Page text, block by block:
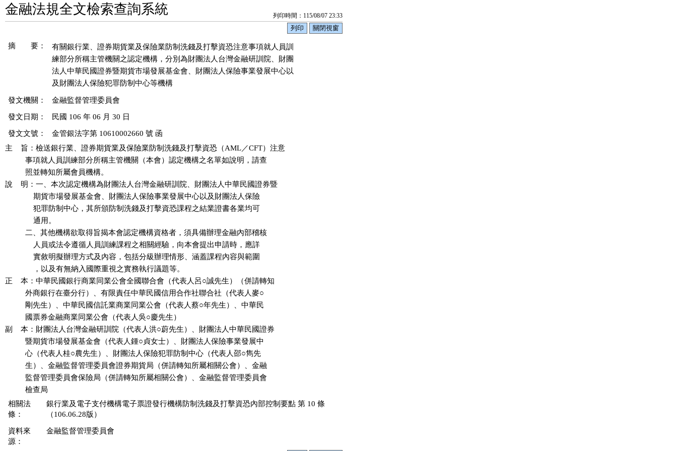
金融法規全文檢索查詢系統 列印時間：115/08/07 23:33
摘 要：
有關銀行業、證券期貨業及保險業防制洗錢及打擊資恐注意事項就人員訓
練部分所稱主管機關之認定機構，分別為財團法人台灣金融研訓院、財團
法人中華民國證券暨期貨市場發展基金會、財團法人保險事業發展中心以
發文機關： 金融監督管理委員會
發文日期： 民國 106 年 06 月 30 日
發文文號：
金管銀法字第 10610002660 號 函
主    旨：檢送銀行業、證券期貨業及保險業防制洗錢及打擊資恐（AML／CFT）注意
          事項就人員訓練部分所稱主管機關（本會）認定機構之名單如說明，請查
          照並轉知所屬會員機構。
說    明：一、本次認定機構為財團法人台灣金融研訓院、財團法人中華民國證券暨
              期貨市場發展基金會、財團法人保險事業發展中心以及財團法人保險
              犯罪防制中心，其所頒防制洗錢及打擊資恐課程之結業證書各業均可
              通用。
          二、其他機構欲取得旨揭本會認定機構資格者，須具備辦理金融內部稽核
              人員或法令遵循人員訓練課程之相關經驗，向本會提出申請時，應詳
              實敘明擬辦理方式及內容，包括分級辦理情形、涵蓋課程內容與範圍
              ，以及有無納入國際重視之實務執行議題等。
正    本：中華民國銀行商業同業公會全國聯合會（代表人呂○誠先生）（併請轉知
          外商銀行在臺分行）、有限責任中華民國信用合作社聯合社（代表人麥○
          剛先生）、中華民國信託業商業同業公會（代表人蔡○年先生）、中華民
          國票券金融商業同業公會（代表人吳○慶先生）
副    本：財團法人台灣金融研訓院（代表人洪○蔚先生）、財團法人中華民國證券
          暨期貨市場發展基金會（代表人鍾○貞女士）、財團法人保險事業發展中
          心（代表人桂○農先生）、財團法人保險犯罪防制中心（代表人邵○雋先
          生）、金融監督管理委員會證券期貨局（併請轉知所屬相關公會）、金融
          監督管理委員會保險局（併請轉知所屬相關公會）、金融監督管理委員會
相關法
條：
銀行業及電子支付機構電子票證發行機構防制洗錢及打擊資恐內部控制要點 第 10 條
（106.06.28版）
資料來
源：
金融監督管理委員會